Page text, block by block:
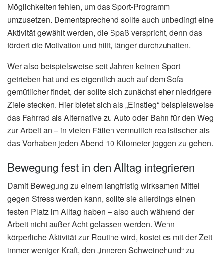
Möglichkeiten fehlen, um das Sport-Programm
umzusetzen. Dementsprechend sollte auch unbedingt eine
Aktivität gewählt werden, die Spaß verspricht, denn das
fördert die Motivation und hilft, länger durchzuhalten.
Wer also beispielsweise seit Jahren keinen Sport
getrieben hat und es eigentlich auch auf dem Sofa
gemütlicher findet, der sollte sich zunächst eher niedrigere
Ziele stecken. Hier bietet sich als „Einstieg“ beispielsweise
das Fahrrad als Alternative zu Auto oder Bahn für den Weg
zur Arbeit an – in vielen Fällen vermutlich realistischer als
das Vorhaben jeden Abend 10 Kilometer joggen zu gehen.
Bewegung fest in den Alltag integrieren
Damit Bewegung zu einem langfristig wirksamen Mittel
gegen Stress werden kann, sollte sie allerdings einen
festen Platz im Alltag haben – also auch während der
Arbeit nicht außer Acht gelassen werden. Wenn
körperliche Aktivität zur Routine wird, kostet es mit der Zeit
immer weniger Kraft, den „inneren Schweinehund“ zu